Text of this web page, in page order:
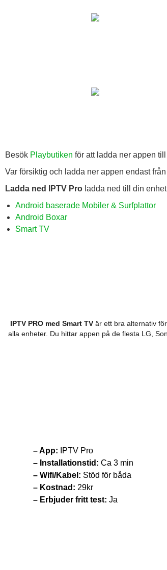
Besök Playbutiken för att ladda ner appen
Var försiktig och ladda ner appen endast
Ladda ned IPTV Pro ladda ned till din
Android baserade Mobiler & Surfplattor
Android Boxar
Smart TV
IPTV PRO med Smart TVär ett bra alternativ
alla enheter. Du hittar appen på de flesta LG,
– App:
IPTV Pro
– Installationstid:Ca 3 min
– Wifi/Kabel: Stöd för båda
– Kostnad: 29kr
– Erbjuder fritt test:Ja